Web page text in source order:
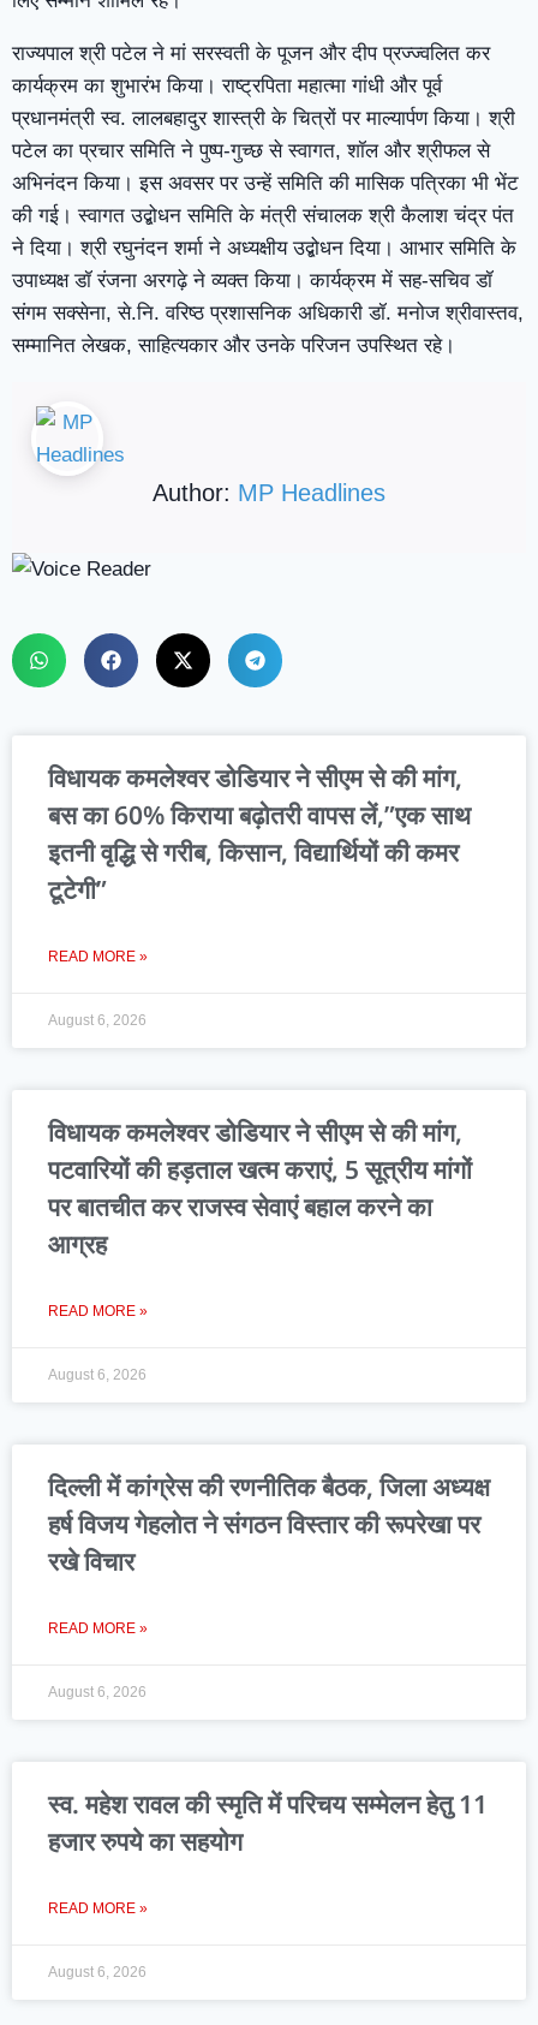
राज्यपाल श्री पटेल ने मां सरस्वती के पूजन और दीप प्रज्ज्वलित कर
कार्यक्रम का शुभारंभ किया। राष्ट्रपिता महात्मा गांधी और पूर्व
प्रधानमंत्री स्व. लालबहादुर शास्त्री के चित्रों पर माल्यार्पण किया। श्री
पटेल का प्रचार समिति ने पुष्प-गुच्छ से स्वागत, शॉल और श्रीफल से
अभिनंदन किया। इस अवसर पर उन्हें समिति की मासिक पत्रिका भी भेंट
की गई। स्वागत उद्बोधन समिति के मंत्री संचालक श्री कैलाश चंद्र पंत
ने दिया। श्री रघुनंदन शर्मा ने अध्यक्षीय उद्बोधन दिया। आभार समिति के
उपाध्यक्ष डॉ रंजना अरगढ़े ने व्यक्त किया। कार्यक्रम में सह-सचिव डॉ
संगम सक्सेना, से.नि. वरिष्ठ प्रशासनिक अधिकारी डॉ. मनोज श्रीवास्तव,
सम्मानित लेखक, साहित्यकार और उनके परिजन उपस्थित रहे।
Author: MP Headlines
विधायक कमलेश्वर डोडियार ने सीएम से की मांग,
बस का 60% किराया बढ़ोतरी वापस लें,”एक साथ
इतनी वृद्धि से गरीब, किसान, विद्यार्थियों की कमर
टूटेगी”
READ MORE »
August 6, 2026
विधायक कमलेश्वर डोडियार ने सीएम से की मांग,
पटवारियों की हड़ताल खत्म कराएं, 5 सूत्रीय मांगों
पर बातचीत कर राजस्व सेवाएं बहाल करने का
आग्रह
READ MORE »
August 6, 2026
दिल्ली में कांग्रेस की रणनीतिक बैठक, जिला अध्यक्ष
हर्ष विजय गेहलोत ने संगठन विस्तार की रूपरेखा पर
रखे विचार
READ MORE »
August 6, 2026
स्व. महेश रावल की स्मृति में परिचय सम्मेलन हेतु 11
हजार रुपये का सहयोग
READ MORE »
August 6, 2026